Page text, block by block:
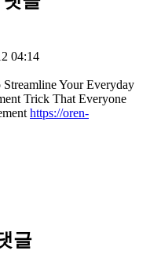
04:14
Your Everyday
Trick That Everyone
https://oren-
글